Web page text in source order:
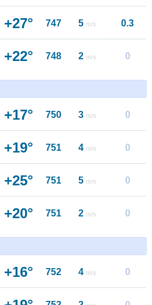
+27° 747 5 m/s 0.3
+22° 748 2 m/s 0
+17° 750 3 m/s 0
+19° 751 4 m/s 0
+25° 751 5 m/s 0
+20° 751 2 m/s 0
+16° 752 4 m/s 0